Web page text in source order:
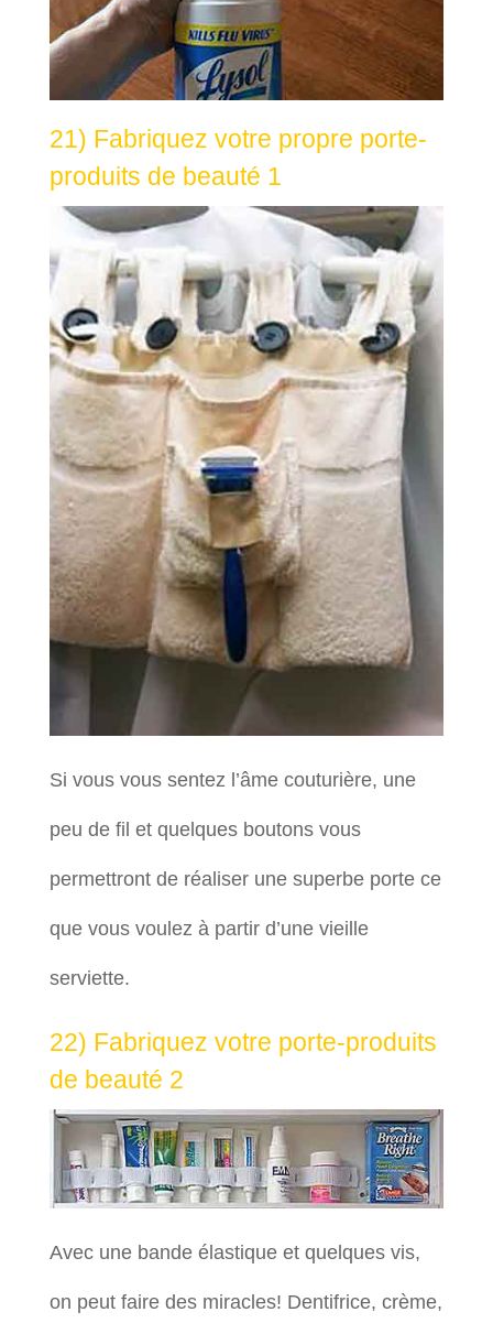
21) Fabriquez votre propre porte-
produits de beauté 1
Si vous vous sentez l’âme couturière, une
peu de fil et quelques boutons vous
permettront de réaliser une superbe porte ce
que vous voulez à partir d’une vieille
serviette.
22) Fabriquez votre porte-produits
de beauté 2
Avec une bande élastique et quelques vis,
on peut faire des miracles! Dentifrice, crème,